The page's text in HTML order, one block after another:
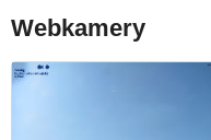
Webkamery